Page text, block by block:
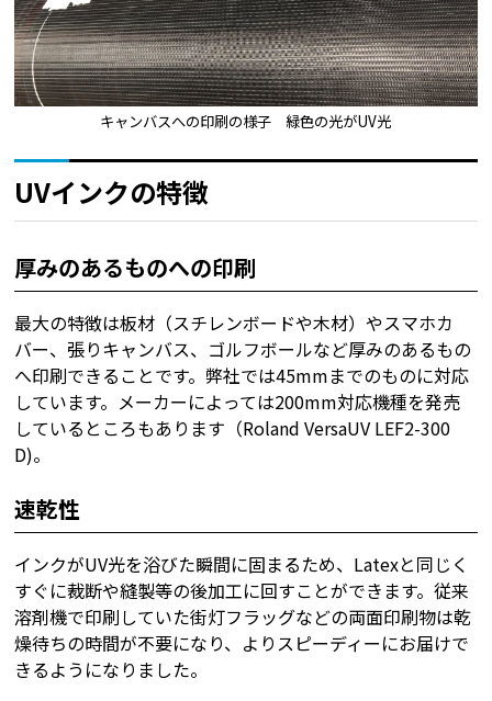
キャンバスへの印刷の様子 緑色の光がUV光
UVインクの特徴
厚みのあるものへの印刷
最大の特徴は板材（スチレンボードや木材）やスマホカ
バー、張りキャンバス、ゴルフボールなど厚みのあるもの
へ印刷できることです。弊社では45mmまでのものに対応
しています。メーカーによっては200mm対応機種を発売
しているところもあります（Roland VersaUV LEF2-300
D)。
速乾性
インクがUV光を浴びた瞬間に固まるため、Latexと同じく
すぐに裁断や縫製等の後加工に回すことができます。従来
溶剤機で印刷していた街灯フラッグなどの両面印刷物は乾
燥待ちの時間が不要になり、よりスピーディーにお届けで
きるようになりました。